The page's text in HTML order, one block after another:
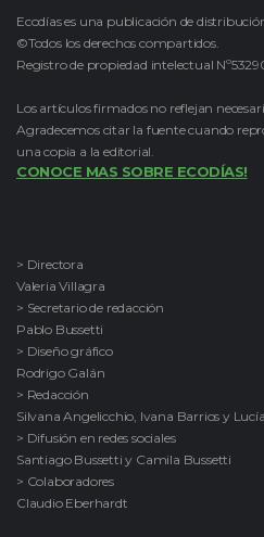
Ecodías es una publicación de
©Todos los derechos compartidos.
Registro de propiedad intelectual
Los artículos firmados no reflejan
Agradecemos citar la fuente cuando
una copia a la editorial.
CONOCE MAS SOBRE ECODÍAS!
> Directora
Valeria Villagra
> Secretario de redacción
Pablo Bussetti
> Diseño gráfico
Rodrigo Galán
> Redacción
Silvana Angelicchio, Ivana Barrios y
> Difusión en redes sociales
Santiago Bussetti y Camila Bussetti
> Colaboradores
Claudio Eberhardt